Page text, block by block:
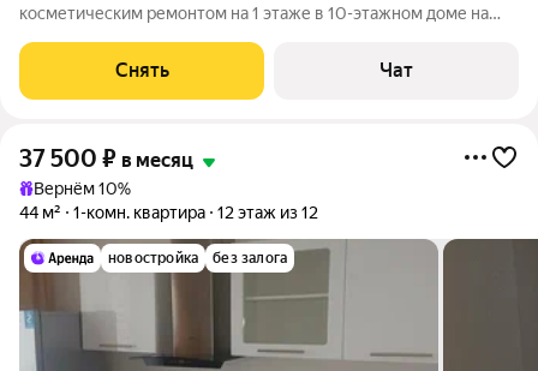
косметическим ремонтом на 1 этаже в 10-этажном доме на
Коммунальные услуги по
Снять Чат
37 500 ₽ в месяц
Вернём 10%
44 м²
1-комн. квартира 12 этаж из 12
новостройка без залога